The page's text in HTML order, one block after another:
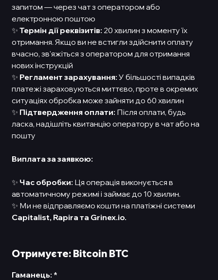
запитом — через чат з оператором або
електронною поштою
✨ Термін дії реквізитів: 20 хвилин з моменту їх
отримання. Якщо ви не встигли здійснити оплату
вчасно, зв'яжіться з оператором для отримання
нових інструкцій
✨ Регламент зарахування: У більшості випадків
платежі зараховуються миттєво, проте в окремих
ситуаціях обробка може зайняти до 60 хвилин
✨ Підтвердження оплати: Після оплати, будь
ласка, надішліть квитанцію оператору в чат або на
пошту
Виплата за заявкою:
✨ Час обробки: Ця операція виконується в
автоматичному режимі і займає до 10 хвилин.
✨ Ми не відправляємо кошти на платіжні системи
Capitalist, Rapira та Grinex.io.
Отримуєте: Bitcoin BTC
Гаманець: *